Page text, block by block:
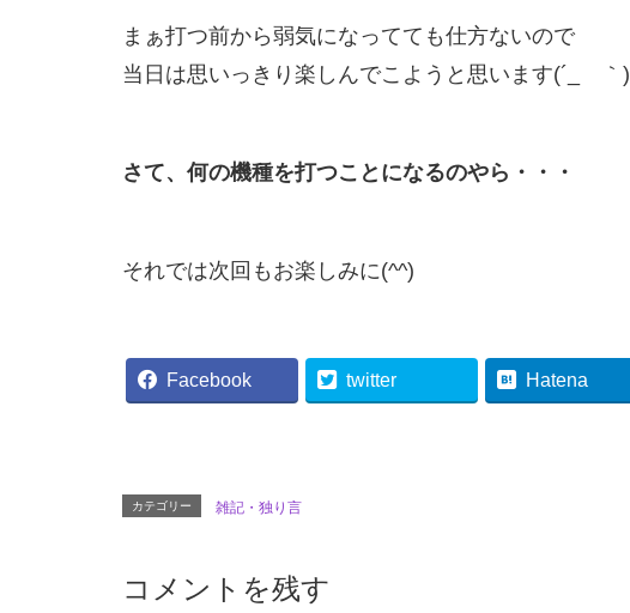
まぁ打つ前から弱気になってても仕方ないので
当日は思いっきり楽しんでこようと思います(´_ゝ｀)
さて、何の機種を打つことになるのやら・・・
それでは次回もお楽しみに(^^)
Facebook twitter Hatena
カテゴリー 雑記・独り言
コメントを残す